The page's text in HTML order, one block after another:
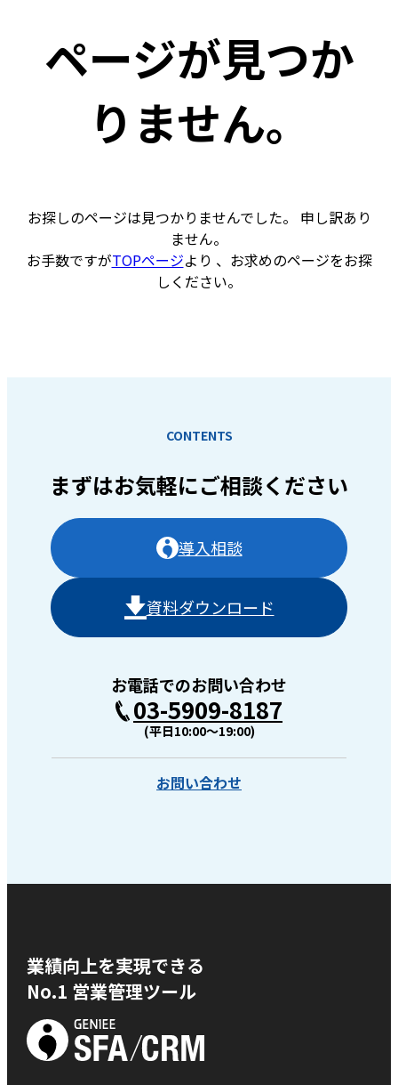
ページが見つか
りません。
お探しのページは見つかりませんでした。 申し訳あり
ません。
お手数ですがTOPページより 、お求めのページをお探
しください。
CONTENTS
まずはお気軽にご相談ください
導入相談
資料ダウンロード
お電話でのお問い合わせ
03-5909-8187
(平日10:00〜19:00)
お問い合わせ
業績向上を実現できる
No.1 営業管理ツール